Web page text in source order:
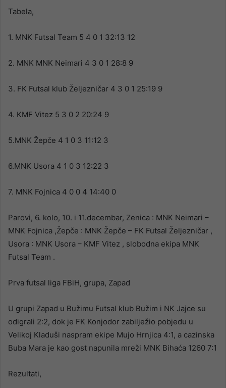
Tabela,
1. MNK Futsal Team 5 4 0 1 32:13 12
2. MNK MNK Neimari 4 3 0 1 28:8 9
3. FK Futsal klub Željezničar 4 3 0 1 25:19 9
4. KMF Vitez 5 3 0 2 20:24 9
5.MNK Žepče 4 1 0 3 11:12 3
6.MNK Usora 4 1 0 3 12:22 3
7. MNK Fojnica 4 0 0 4 14:40 0
Parovi, 6. kolo, 10. i 11.decembar, Zenica : MNK Neimari –
MNK Fojnica ,Žepče : MNK Žepče – FK Futsal Željezničar ,
Usora : MNK Usora – KMF Vitez , slobodna ekipa MNK
Futsal Team .
Prva futsal liga FBiH, grupa, Zapad
U grupi Zapad u Bužimu Futsal klub Bužim i NK Jajce su
odigrali 2:2, dok je FK Konjodor zabilježio pobjedu u
Velikoj Kladuši naspram ekipe Mujo Hrnjica 4:1, a cazinska
Buba Mara je kao gost napunila mreži MNK Bihaća 1260 7:1
Rezultati,